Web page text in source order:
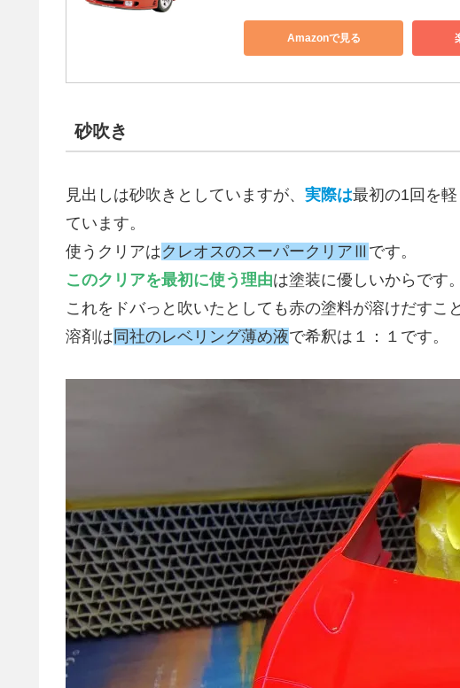
Amazonで見る
砂吹き
見出しは砂吹きとしていますが、 実際は最初の1回を
ています。
使うクリアはクレオスのスーパークリアⅢ です。
このクリアを最初に使う理由は塗装に優しいからです。
これをドバっと吹いたとしても赤の塗料が溶けだすこ
溶剤は 同社のレベリング薄め液で希釈は１：１です。